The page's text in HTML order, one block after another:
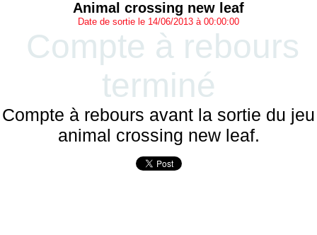
Animal crossing new leaf
Date de sortie le 14/06/2013 à 00:00:00
Compte à rebours
terminé
Compte à rebours avant la sortie du jeu
animal crossing new leaf.